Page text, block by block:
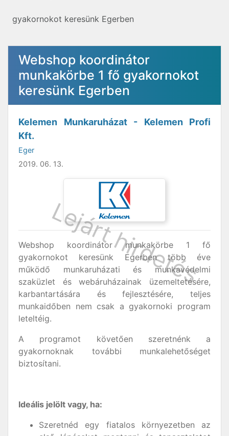
gyakornokot keresünk Egerben
Webshop koordinátor
munkakörbe 1 fő gyakornokot
keresünk Egerben
Kelemen Munkaruházat - Kelemen Profi
Kft.
Eger
2019. 06. 13.
Webshop koordinátor munkakörbe 1 fő
gyakornokot keresünk Egerben több éve
működő munkaruházati és munkavédelmi
szaküzlet és webáruházainak üzemeltetésére,
karbantartására és fejlesztésére, teljes
munkaidőben nem csak a gyakornoki program
leteltéig.
A programot követően szeretnénk a
gyakornoknak további munkalehetőséget
biztosítani.
Ideális jelölt vagy, ha:
Szeretnéd egy fiatalos környezetben az